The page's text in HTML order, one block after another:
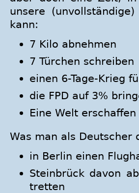
unsere
kann:
7 Kilo abnehmen
7 Türchen schreiben
einen 6-Tage-Krieg
die FPD auf 3%
Eine Welt erschaffen
Was man als Deutscher
in Berlin einen
Steinbrück davon
tretten